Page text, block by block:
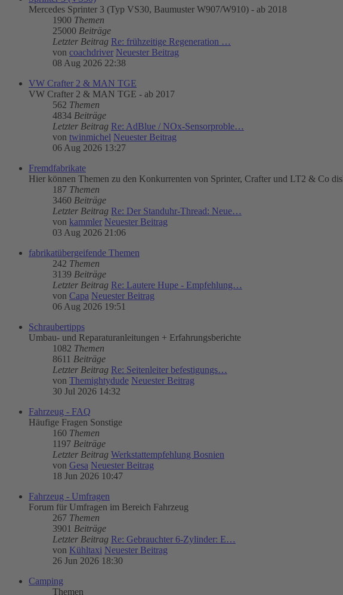
Mercedes Sprinter 3 (Typ VS30, Baumuster W907/W910) - ab 2018
1900 Themen
25000 Beiträge
Letzter Beitrag Re: frühzeitige Regeneration …
von coachdriver Neuester Beitrag
08 Aug 2026 22:38
VW Crafter 2 & MAN TGE
VW Crafter 2 & MAN TGE - ab 2017
562 Themen
4834 Beiträge
Letzter Beitrag Re: AdBlue / NOx-Sensorproble…
von twinmichel Neuester Beitrag
06 Aug 2026 13:27
Fremdfabrikate
Hier können Themen zu den Konkurrenten von Sprinter, Crafter und LT2 & Co
187 Themen
3460 Beiträge
Letzter Beitrag Re: Der Standuhr-Thread: Neue…
von kammler Neuester Beitrag
03 Aug 2026 21:06
fabrikatübergeifende Themen
242 Themen
3139 Beiträge
Letzter Beitrag Re: Lautere Hupe - Empfehlung…
von Capa Neuester Beitrag
06 Aug 2026 19:51
Schraubertipps
Umbau- und Reparaturanleitungen + Erfahrungsberichte
1082 Themen
8611 Beiträge
Letzter Beitrag Re: Seitenleiter befestigungs…
von Themightydude Neuester Beitrag
30 Jul 2026 14:32
Fahrzeug - FAQ
Häufige Fragen Sonstige
160 Themen
1197 Beiträge
Letzter Beitrag Werkstattempfehlung Bosnien
von Gesa Neuester Beitrag
18 Jun 2026 10:47
Fahrzeug - Umfragen
Forum für Umfragen im Bereich Fahrzeug
267 Themen
3901 Beiträge
Letzter Beitrag Re: Gebrauchter 6-Zylinder: E…
von Kühltaxi Neuester Beitrag
26 Jun 2026 18:30
Camping
Themen